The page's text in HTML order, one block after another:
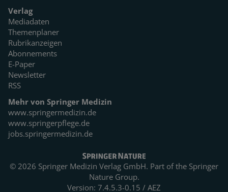
Verlag
Mediadaten
Themenplaner
Rubrikanzeigen
Abonnements
E-Paper
Newsletter
RSS
Mehr von Springer Medizin
www.springermedizin.de
www.springerpflege.de
jobs.springermedizin.de
© 2026 Springer Medizin Verlag GmbH. Part of the Springer
Nature Group.
Version: 7.4.5.3-0.15 / AEZ